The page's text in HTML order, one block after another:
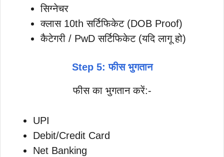
सिग्नेचर
क्लास 10th सर्टिफिकेट (DOB Proof)
कैटेगरी / PwD सर्टिफिकेट (यदि लागू हो)
Step 5: फीस भुगतान
फीस का भुगतान करें:-
UPI
Debit/Credit Card
Net Banking